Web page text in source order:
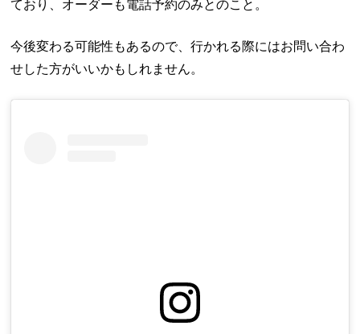
ており、オーダーも電話予約のみとのこと。
今後変わる可能性もあるので、行かれる際にはお問い合わ
せした方がいいかもしれません。